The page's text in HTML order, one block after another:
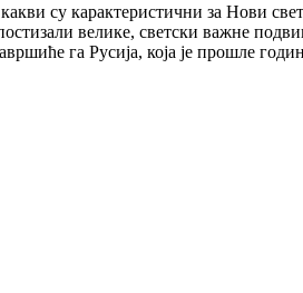
су карактеристични за Нови
велике, светски важне
га Русија, која је прошле